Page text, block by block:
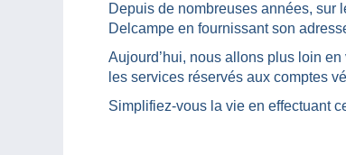
Depuis de nombreuses années, sur
Delcampe en fournissant son
Aujourd’hui, nous allons plus loin
les services réservés aux comptes
Simplifiez-vous la vie en effectuant